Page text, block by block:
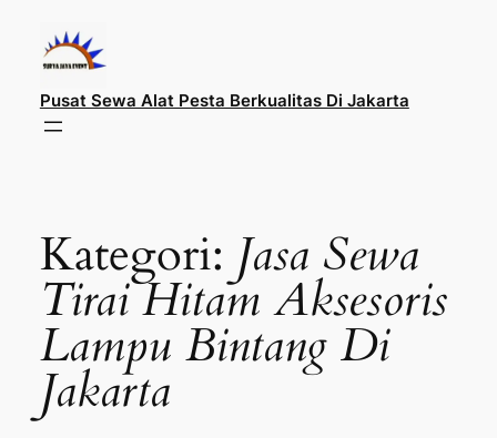
konten
Pusat Sewa Alat Pesta Berkualitas Di Jakarta
Kategori: Jasa Sewa
Tirai Hitam Aksesoris
Lampu Bintang Di
Jakarta